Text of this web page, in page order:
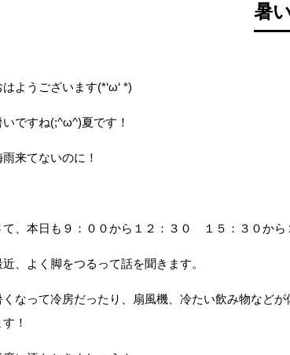
暑
はようございます(*‘ω‘ *)
いですね(;^ω^)夏です！
雨来てないのに！
て、本日も９：００から１２：３０ １５：３０から
近、よく脚をつるって話を聞きます。
くなって冷房だったり、扇風機、冷たい飲み物など
！